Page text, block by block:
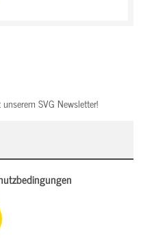
SVG Newsletter!